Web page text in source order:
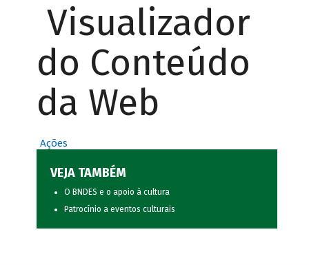
Visualizador
do Conteúdo
da Web
Ações
VEJA TAMBÉM
O BNDES e o apoio à cultura
Patrocínio a eventos culturais